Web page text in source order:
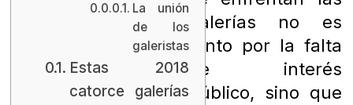
La unión
de los
galeristas
Estas 2018
catorce galerías
galerías no es
tanto por la falta
de interés
público, sino que